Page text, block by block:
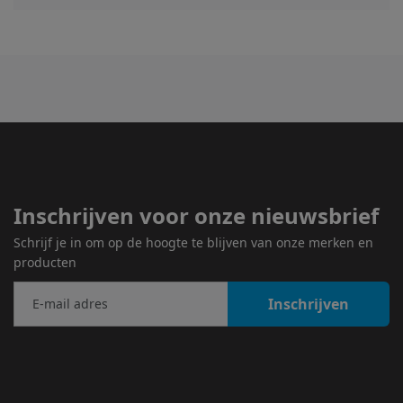
Inschrijven voor onze nieuwsbrief
Schrijf je in om op de hoogte te blijven van onze merken en
producten
Inschrijven